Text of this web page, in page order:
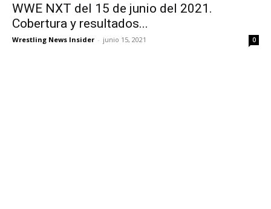
WWE NXT del 15 de junio del 2021.
Cobertura y resultados...
Wrestling News Insider - junio 15, 2021 0